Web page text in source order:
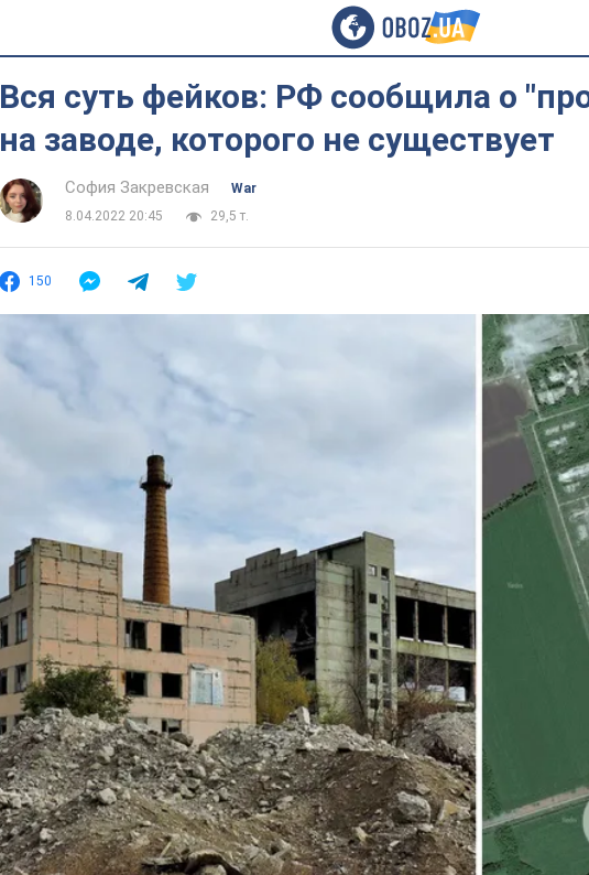
Вся суть фейков: РФ сообщила о
на заводе, которого не существует
София Закревская
War
8.04.2022 20:45
29,5 т.
150